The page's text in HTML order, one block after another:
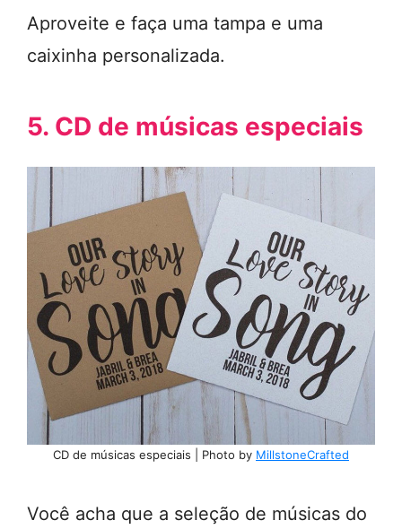
Aproveite e faça uma tampa e uma
caixinha personalizada.
5. CD de músicas especiais
CD de músicas especiais | Photo by MillstoneCrafted
Você acha que a seleção de músicas do